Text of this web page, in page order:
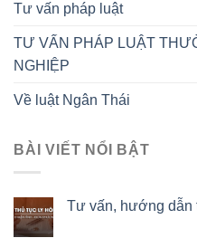
Tư vấn pháp luật
TƯ VẤN PHÁP LUẬT
NGHIỆP
Về luật Ngân Thái
BÀI VIẾT NỔI BẬT
Tư vấn, hướng dẫn